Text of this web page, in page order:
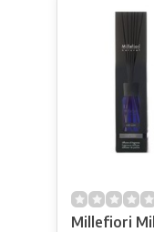
Millefiori Milano